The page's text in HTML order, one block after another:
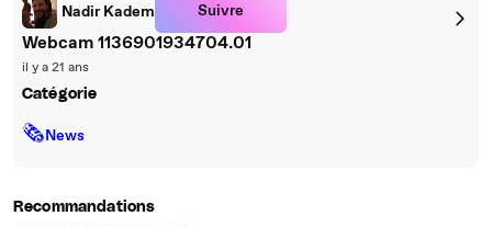
Nadir Kadem Suivre
Webcam 1136901934704.01
il y a 21 ans
Catégorie
🗞News
Recommandations